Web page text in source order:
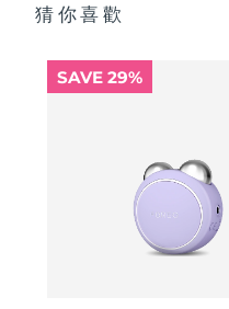
猜你喜歡
SAVE 29%